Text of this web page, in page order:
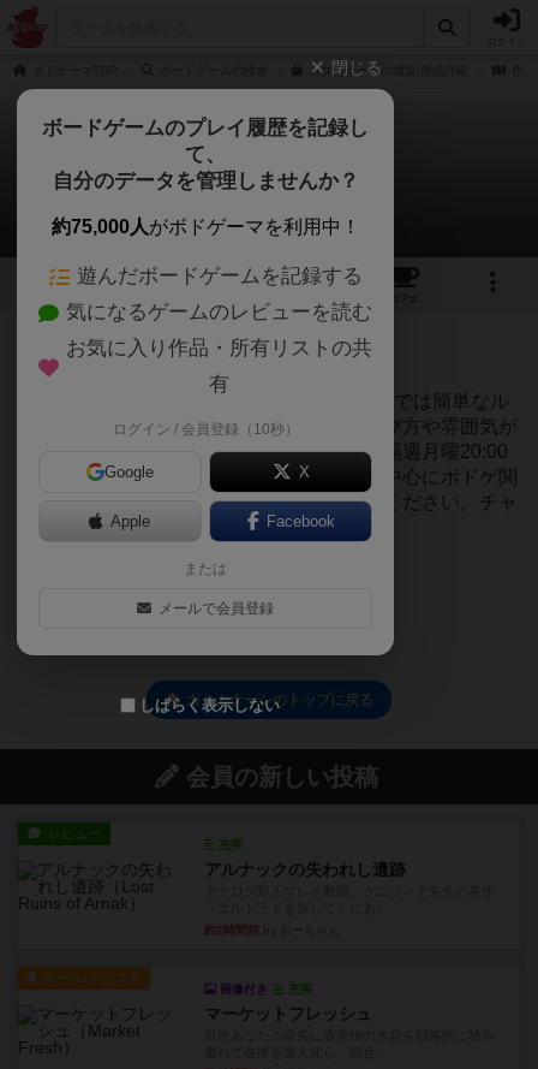
カタカナーシの通販/商品詳細
カタカナーシ
1件のリプレイ日記
3 3 28
カフェ
64 名に読まれています
投稿日：2021年09月27日 23時39分
4人のプレイ動画を公開しています。動画内では簡単なル
ール説明もありますので、このゲームの遊び方や雰囲気が
気になる方は是非動画をご視聴ください。隔週月曜20:00
に動画を公開しております。プレイ動画を中心にボドゲ関
連の動画を公開しておりますのでぜひご覧ください。チャ
ンネル登録リンク
カタカナーシのトップに戻る
会員の新しい投稿
レビュー
充実
アルナックの失われし遺跡
約2時間前
ルール/インスト
画像付き 充実
マーケットフレッシュ
閉じる
ボードゲームのプレイ履歴を記録し
て、
自分のデータを管理しませんか？
約75,000人がボドゲーマを利用中！
遊んだボードゲームを記録する
気になるゲームのレビューを読む
お気に入り作品・所有リストの共
有
ログイン / 会員登録（10秒）
Google X
Apple Facebook
または
メールで会員登録
しばらく表示しない